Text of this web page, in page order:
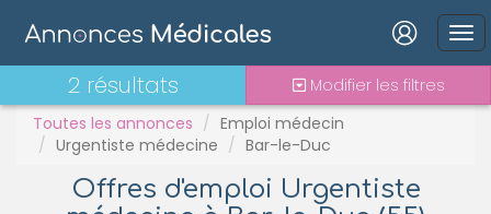
Connexion
Toutes les annonces
Emploi médecin
Urgentiste médecine
Bar-le-Duc
2 résultats Modifier les filtres
PH
Stages - alternance
Statut TNS
Vacations
Offres d'emploi Urgentiste